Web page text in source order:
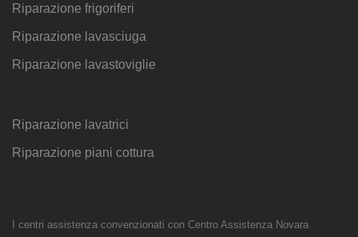
Riparazione frigoriferi
Riparazione lavasciuga
Riparazione lavastoviglie
Riparazione lavatrici
Riparazione piani cottura
I centri assistenza convenzionati con Centro Assistenza Novara